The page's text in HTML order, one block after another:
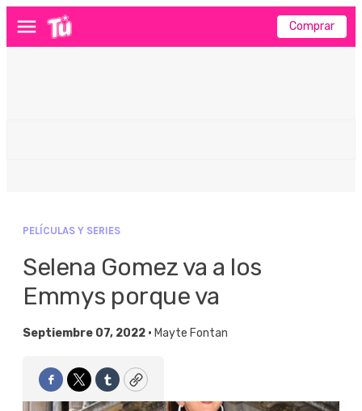
Menú Comprar
PELÍCULAS Y SERIES
Selena Gomez va a los
Emmys porque va
Septiembre 07, 2022 • Mayte Fontan
Facebook
TwitterTumblrCopy